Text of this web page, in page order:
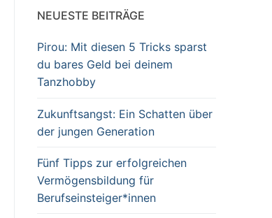
NEUESTE BEITRÄGE
Pirou: Mit diesen 5 Tricks sparst
du bares Geld bei deinem
Tanzhobby
Zukunftsangst: Ein Schatten über
der jungen Generation
Fünf Tipps zur erfolgreichen
Vermögensbildung für
Berufseinsteiger*innen